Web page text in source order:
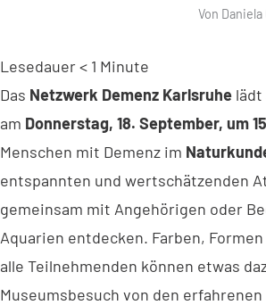
Von
Lesedauer< 1 Minute
Das Netzwerk Demenz Karlsruhe lädt
am Donnerstag, 18. September, um
Menschen mit Demenz im
entspannten und wertschätzenden
gemeinsam mit Angehörigen oder
Aquarien entdecken. Farben,
alle Teilnehmenden können etwas
Museumsbesuch von den